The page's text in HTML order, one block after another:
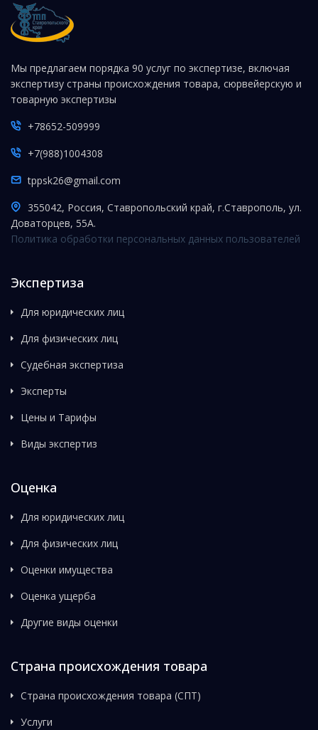
Мы предлагаем порядка 90 услуг по экспертизе, включая
экспертизу страны происхождения товара, сюрвейерскую и
товарную экспертизы
+78652-509999
+7(988)1004308
tppsk26@gmail.com
355042, Россия, Ставропольский край, г.Ставрополь, ул.
Доваторцев, 55А.
Политика обработки персональных данных пользователей
Экспертиза
Для юридических лиц
Для физических лиц
Судебная экспертиза
Эксперты
Цены и Тарифы
Виды экспертиз
Оценка
Для юридических лиц
Для физических лиц
Оценки имущества
Оценка ущерба
Другие виды оценки
Страна происхождения товара
Страна происхождения товара (СПТ)
Услуги